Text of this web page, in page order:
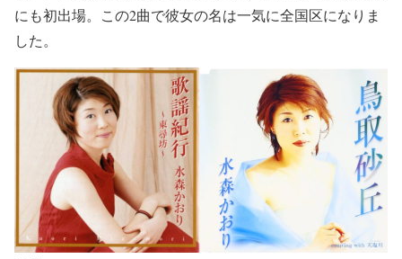
にも初出場。 この2曲で彼女の名は一気に全国区になりま
した。